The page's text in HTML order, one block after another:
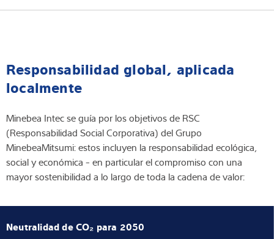
Responsabilidad global, aplicada
localmente
Minebea Intec se guía por los objetivos de RSC
(Responsabilidad Social Corporativa) del Grupo
MinebeaMitsumi: estos incluyen la responsabilidad ecológica,
social y económica - en particular el compromiso con una
mayor sostenibilidad a lo largo de toda la cadena de valor:
Neutralidad de CO₂ para 2050